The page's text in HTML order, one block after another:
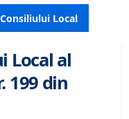
Local
Local al
199 din